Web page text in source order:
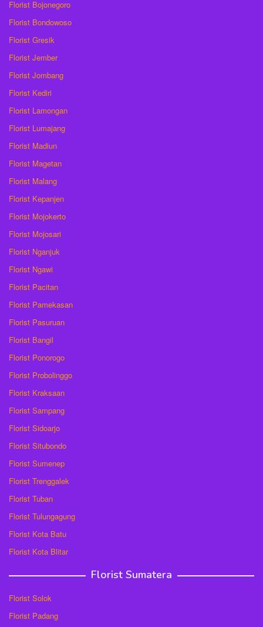
Florist Bojonegoro
Florist Bondowoso
Florist Gresik
Florist Jember
Florist Jombang
Florist Kediri
Florist Lamongan
Florist Lumajang
Florist Madiun
Florist Magetan
Florist Malang
Florist Kepanjen
Florist Mojokerto
Florist Mojosari
Florist Nganjuk
Florist Ngawi
Florist Pacitan
Florist Pamekasan
Florist Pasuruan
Florist Bangil
Florist Ponorogo
Florist Probolinggo
Florist Kraksaan
Florist Sampang
Florist Sidoarjo
Florist Situbondo
Florist Sumenep
Florist Trenggalek
Florist Tuban
Florist Tulungagung
Florist Kota Batu
Florist Kota Blitar
Florist Sumatera
Florist Solok
Florist Padang